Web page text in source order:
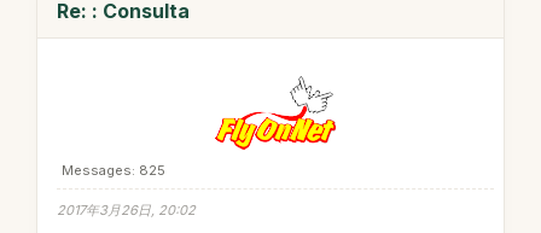
Re: : Consulta
Messages: 825
2017年3月26日, 20:02